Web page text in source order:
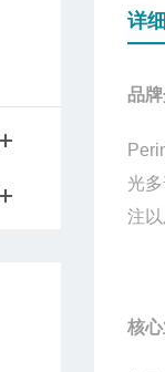
详
品
光
注
核